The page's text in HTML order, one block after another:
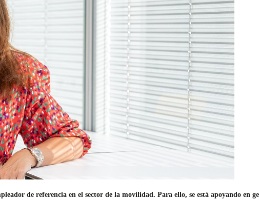
de referencia en el sector de la movilidad. Para ello, se está apoyando en